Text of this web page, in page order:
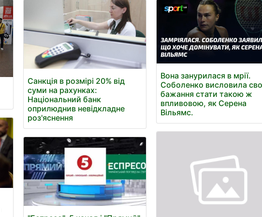
Санкція в розмірі 20% від
суми на рахунках:
Національний банк
оприлюднив невідкладне
роз'яснення
Вона занурилася в мрії.
Соболенко висловила
бажання стати такою ж
впливовою, як Серена
Вільямс.